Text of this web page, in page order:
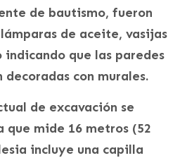
de bautismo, fueron
de aceite, vasijas
que las paredes
con murales.
de excavación se
que mide 16 metros (52
incluye una capilla